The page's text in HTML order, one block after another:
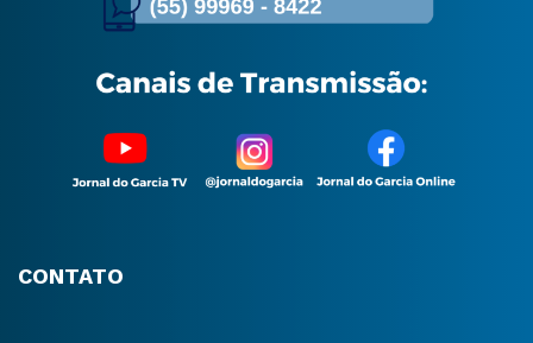
CONTATO